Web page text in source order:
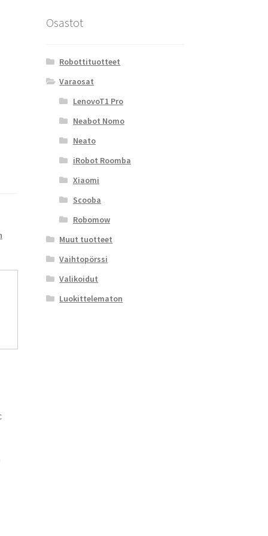
Osastot
Robottituotteet
Varaosat
LenovoT1 Pro
Neabot Nomo
Neato
iRobot Roomba
Xiaomi
Scooba
Robomow
Muut tuotteet
Vaihtopörssi
Valikoidut
Luokittelematon